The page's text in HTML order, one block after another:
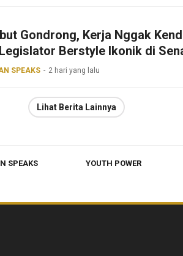
Gondrong, Kerja Nggak
Berstyle Ikonik di
SPEAKS 2 hari yang lalu
Lihat Berita Lainnya
SPEAKS YOUTH POWER